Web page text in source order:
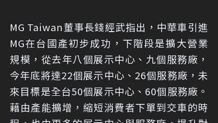
MG Taiwan董事長錢經武指出，中華車引進
MG在台國產初步成功，下階段是擴大營業
規模，從去年八個展示中心、九個服務廠，
今年底將達22個展示中心、26個服務廠，未
來目標是全台50個展示中心、60個服務廠。
藉由產能擴增，縮短消費者下單到交車的時